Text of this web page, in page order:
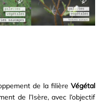
de la filière Végétal
de l’Isère, avec l’objectif